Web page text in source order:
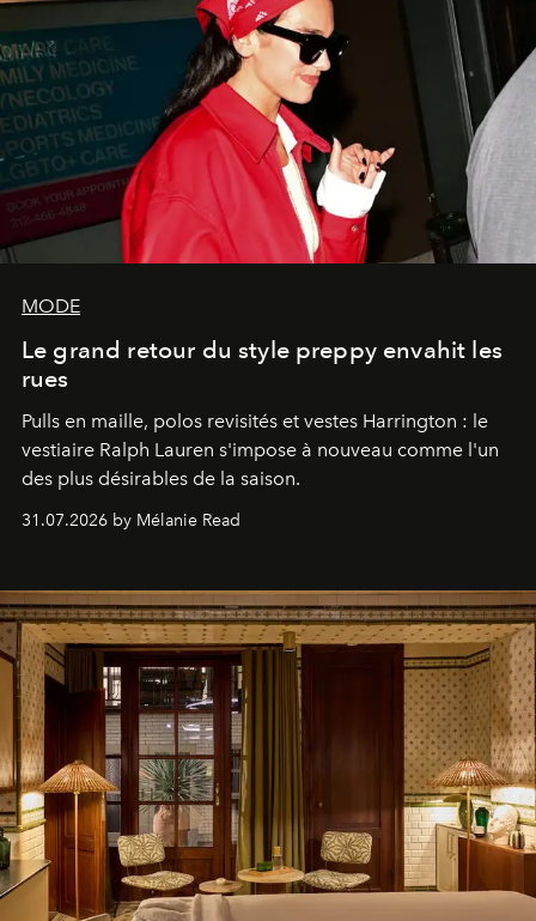
MODE
Le grand retour du style preppy envahit les
rues
Pulls en maille, polos revisités et vestes Harrington : le
vestiaire Ralph Lauren s'impose à nouveau comme l'un
des plus désirables de la saison.
31.07.2026 by Mélanie Read